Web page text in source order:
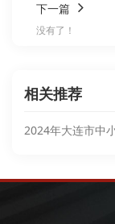
下一篇
没有了！
相关推荐
2024年大连市中